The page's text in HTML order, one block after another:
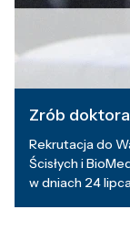
Zrób
Rekrutacja do
Ścisłych i
w dniach 24